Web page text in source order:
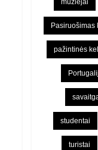
muziejai
Pasiruošimas
pažintinės
studentai
turistai